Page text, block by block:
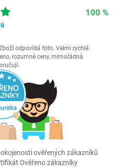
100 %
odpovídá foto. Velmi rychlé
rozumné ceny, mimořádná
ověřených zákazníků
Ověřeno zákazníky